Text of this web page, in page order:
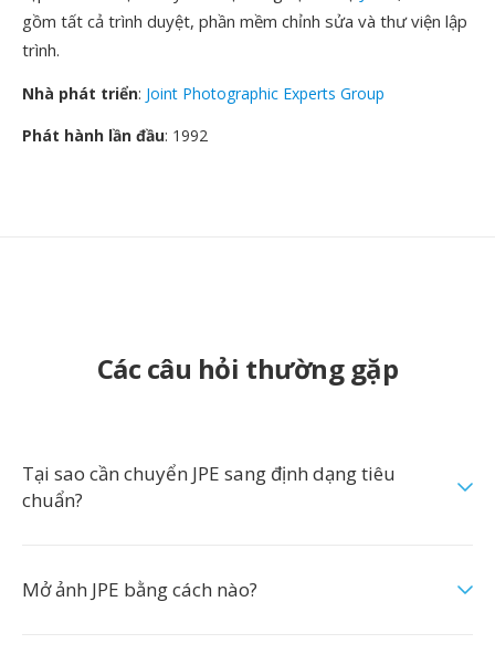
gồm tất cả trình duyệt, phần mềm chỉnh sửa và thư viện lập
trình.
Nhà phát triển: Joint Photographic Experts Group
Phát hành lần đầu: 1992
Các câu hỏi thường gặp
Tại sao cần chuyển JPE sang định dạng tiêu
chuẩn?
Mở ảnh JPE bằng cách nào?